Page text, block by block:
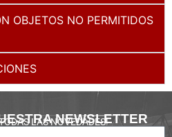
OBJETOS NO PERMITIDOS
NEWSLETTER
LAS NOVEDADES!